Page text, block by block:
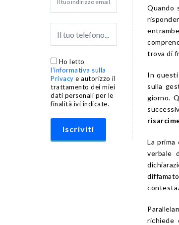
Ho letto
l’informativa sulla
Privacy e autorizzo il
trattamento dei miei
dati personali per le
finalità ivi indicate.
Quando
trova di
In
sulla
giorno.
La
verbale
richiede